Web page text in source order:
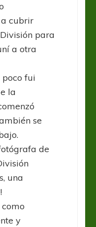
cubrir
para
a otra
fui
la
se
de
una
y